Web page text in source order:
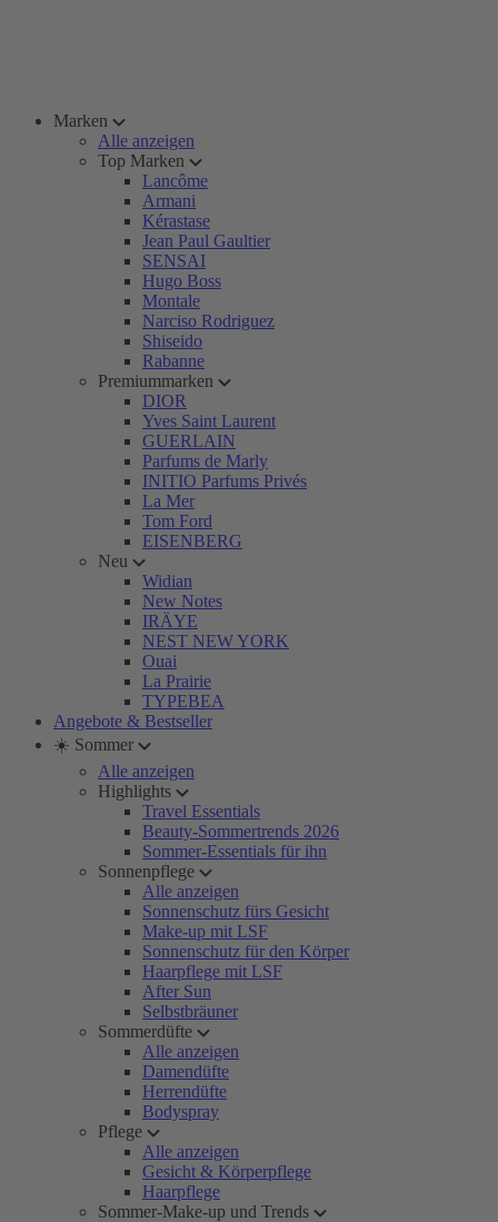
Marken
Alle anzeigen
Top Marken
Lancôme
Armani
Kérastase
Jean Paul Gaultier
SENSAI
Hugo Boss
Montale
Narciso Rodriguez
Shiseido
Rabanne
Premiummarken
DIOR
Yves Saint Laurent
GUERLAIN
Parfums de Marly
INITIO Parfums Privés
La Mer
Tom Ford
EISENBERG
Neu
Widian
New Notes
IRÄYE
NEST NEW YORK
Ouai
La Prairie
TYPEBEA
Angebote & Bestseller
☀️ Sommer
Alle anzeigen
Highlights
Travel Essentials
Beauty-Sommertrends 2026
Sommer-Essentials für ihn
Sonnenpflege
Alle anzeigen
Sonnenschutz fürs Gesicht
Make-up mit LSF
Sonnenschutz für den Körper
Haarpflege mit LSF
After Sun
Selbstbräuner
Sommerdüfte
Alle anzeigen
Damendüfte
Herrendüfte
Bodyspray
Pflege
Alle anzeigen
Gesicht & Körperpflege
Haarpflege
Sommer-Make-up und Trends